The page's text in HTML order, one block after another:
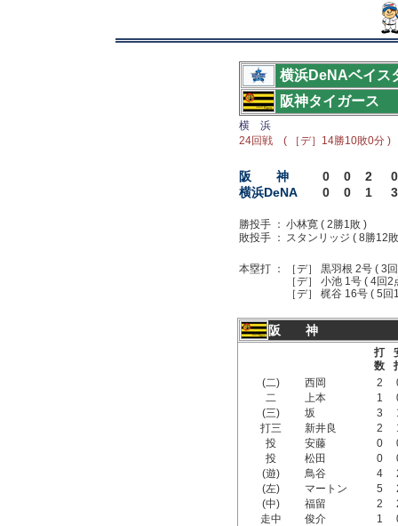
横浜DeNAベイス
阪神タイガース
横 浜
24回戦 ( ［デ］14勝10敗0分 )
阪 神 0 0 2
0
横浜DeNA
0 0 1 3
勝投手 ： 小林寛 ( 2勝1敗 )
敗投手 ： スタンリッジ ( 8勝12
本塁打 ：
［デ］ 黒羽根 2号 ( 3
［デ］ 小池 1号 ( 4回
［デ］ 梶谷 16号 ( 5
阪 神
打
数
(二)
西岡 2
二
上本 1
(三)
坂 3
打三
新井良 2
投
安藤 0
投
松田 0
(遊)
鳥谷 4
(左)
マートン 5
(中)
福留 2
走中
俊介 1